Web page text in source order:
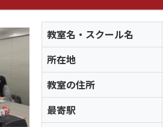
教室名・スクール名
所在地
教室の住所
最寄駅